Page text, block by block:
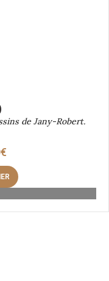
de Jany-Robert.
€